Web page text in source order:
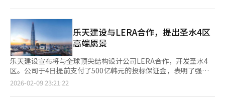
中，乐天建设获得了451票，击败了获得166票的大宇建设，另有3
票为无效票。 成水4地区再开发项目位于首尔成东区成水洞1街，
计划建设地下6层至地上最高64层，共1439户的住宅及配套设施。
总工程费用约为1兆3628亿韩元。 乐天建设提出的项目名称为高端
品牌‘成水尔尔S70’。该项目的设计邀请了全球知名建筑师大卫
·奇帕菲尔德和结构设计专业公司LERA等国际专家参与，并凭
借‘尔尔’品牌及乐天世界塔的施工经验，成功争取了协会成员的
支持。 此次施工单位的选定经历了波折。今年2月的首次招标因宣
乐天建设与LERA合作，提出圣水4区
高端愿景
乐天建设宣布将与全球顶尖结构设计公司LERA合作，开发圣水4
区。公司于4日提前支付了500亿韩元的投标保证金，表明了强烈
的竞标意愿。计划将纽约曼哈顿的创新愿景带到圣水4区，打造汉
2026-02-09 23:21:22
页